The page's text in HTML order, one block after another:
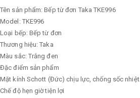
Tên sản phẩm: Bếp từ đơn Taka TKE996
Model: TKE996
Loại bếp: Bếp từ đơn
Thương hiệu: Taka
Màu sắc: Trắng đen
Đặc điểm sản phẩm
Mặt kính Schott (Đức) chịu lực, chống sốc nhiệt
Chế độ hẹn giờ tiện lợi